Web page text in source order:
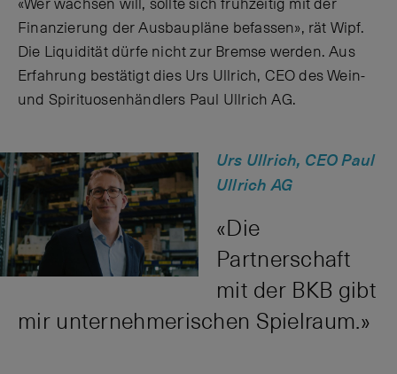
«Wer wachsen will, sollte sich frühzeitig mit der
Finanzierung der Ausbaupläne befassen», rät Wipf.
Die Liquidität dürfe nicht zur Bremse werden. Aus
Erfahrung bestätigt dies Urs Ullrich, CEO des Wein-
und Spirituosenhändlers Paul Ullrich AG.
Urs Ullrich, CEO Paul
Ullrich AG
«Die
Partnerschaft
mit der BKB gibt
mir unternehmerischen Spielraum.»